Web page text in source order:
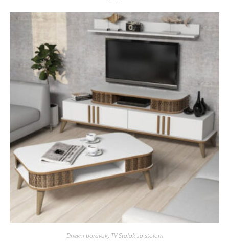
Dnevni boravak, TV Stalak sa stolom